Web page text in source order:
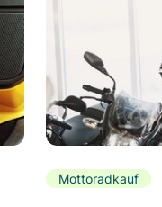
Mottoradkauf